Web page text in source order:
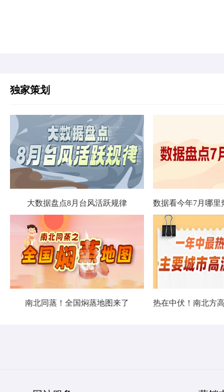
独家策划
大数据盘点8月台风活跃规律
南北同蒸！全国焖蒸地图来了